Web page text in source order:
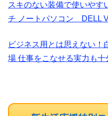
スキのない装備で使いやす
チ ノートパソコン DELL
ビジネス用とは思えない！
場 仕事をこなせる実力も